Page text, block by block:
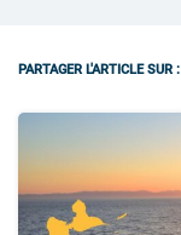
PARTAGER L'ARTICLE SUR :